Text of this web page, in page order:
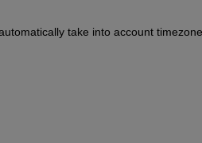
take into account